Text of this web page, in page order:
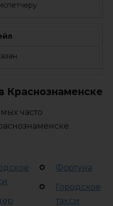
Краснознаменске
часто
Фортуна
Городское
такси